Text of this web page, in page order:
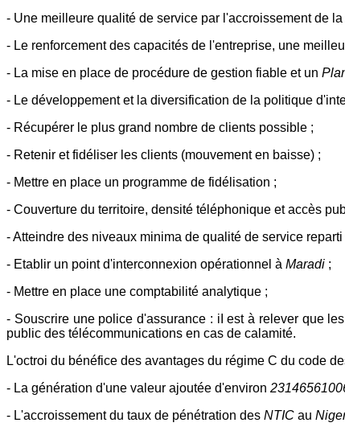
- Une meilleure qualité de service par l'accroissement de
- Le renforcement des capacités de l'entreprise, une
- La mise en place de procédure de gestion fiable et un
- Le développement et la diversification de la politique
- Récupérer le plus grand nombre de clients possible ;
- Retenir et fidéliser les clients (mouvement en baisse) ;
- Mettre en place un programme de fidélisation ;
- Couverture du territoire, densité téléphonique et accès
- Atteindre des niveaux minima de qualité de service
- Etablir un point d'interconnexion opérationnel à Maradi ;
- Mettre en place une comptabilité analytique ;
- Souscrire une police d'assurance : iI est à relever que
public des télécommunications en cas de calamité.
L'octroi du bénéfice des avantages du régime C du code
- La génération d'une valeur ajoutée d'environ
- L'accroissement du taux de pénétration des NTIC au